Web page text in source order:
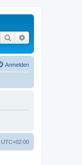
Suche
Anmelden
UTC+02:00